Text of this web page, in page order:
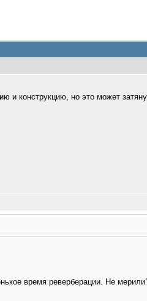
и конструкцию, но это может
время реверберации. Не